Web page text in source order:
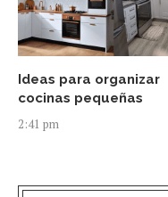
Ideas para organizar
cocinas pequeñas
2:41 pm